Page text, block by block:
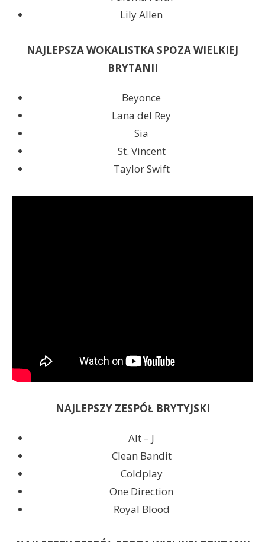
Lily Allen
NAJLEPSZA WOKALISTKA SPOZA WIELKIEJ
BRYTANII
Beyonce
Lana del Rey
Sia
St. Vincent
Taylor Swift
NAJLEPSZY ZESPÓŁ BRYTYJSKI
Alt – J
Clean Bandit
Coldplay
One Direction
Royal Blood